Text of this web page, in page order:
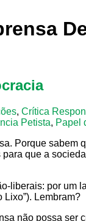
, Crítica
Petista, Papel
Porque
que a
liberais: por um
Lixo”). Lembram?
não possa